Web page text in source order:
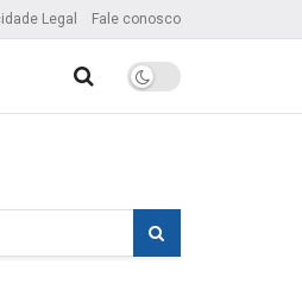
Legal Fale conosco